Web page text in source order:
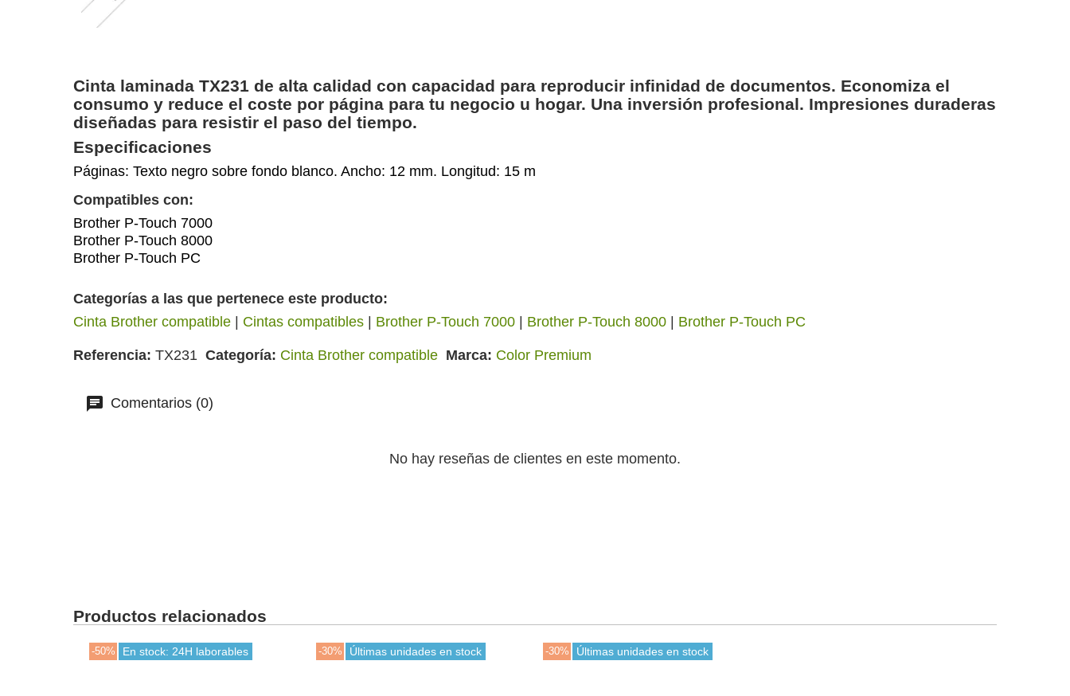
Cinta laminada TX231 de alta calidad con capacidad para reproducir infinidad de documentos. Economiza el
consumo y reduce el coste por página para tu negocio u hogar. Una inversión profesional. Impresiones duraderas
diseñadas para resistir el paso del tiempo.
Especificaciones
Páginas: Texto negro sobre fondo blanco. Ancho: 12 mm. Longitud: 15 m
Compatibles con:
Brother P-Touch 7000
Brother P-Touch 8000
Brother P-Touch PC
Categorías a las que pertenece este producto:
Cinta Brother compatible
Cintas compatibles Brother P-Touch 7000 Brother P-Touch 8000 Brother P-Touch PC
Referencia TX231 Categoría Cinta Brother compatible Marca Color Premium
Comentarios (0)
No hay reseñas de clientes en este momento.
Productos relacionados
-50% En stock: 24H laborables -30% Últimas unidades en stock -30% Últimas unidades en stock